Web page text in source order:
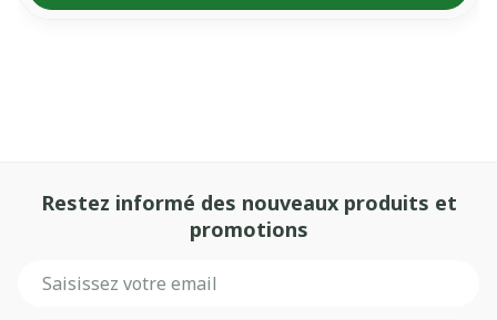
Restez informé des nouveaux produits et
promotions